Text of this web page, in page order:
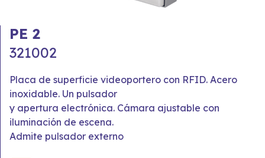
PE 2
321002
Placa de superficie videoportero con RFID. Acero
inoxidable. Un pulsador
y apertura electrónica. Cámara ajustable con
iluminación de escena.
Admite pulsador externo